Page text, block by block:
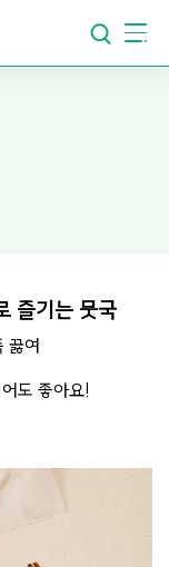
즐기는 뭇국
끓여
도 좋아요!